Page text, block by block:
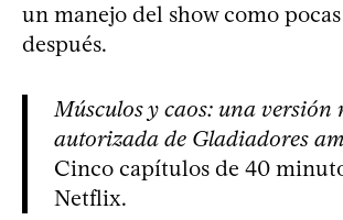
un manejo del show como
después.
Músculos y caos: una versión
autorizada de Gladiadores
Cinco capítulos de 40
Netflix.